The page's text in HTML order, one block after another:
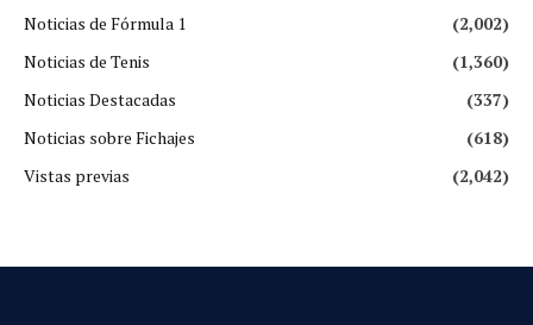
Noticias de Fórmula 1
(2,002)
Noticias de Tenis
(1,360)
Noticias Destacadas
(337)
Noticias sobre Fichajes
(618)
Vistas previas
(2,042)